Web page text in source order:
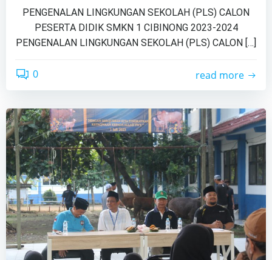
PENGENALAN LINGKUNGAN SEKOLAH (PLS) CALON
PESERTA DIDIK SMKN 1 CIBINONG 2023-2024
PENGENALAN LINGKUNGAN SEKOLAH (PLS) CALON […]
0 read more